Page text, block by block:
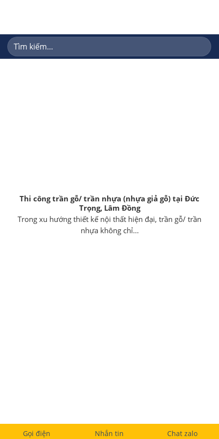
content
Tìm
kiếm:
Thi công trần gỗ/ trần nhựa (nhựa giả gỗ) tại Đức
Trọng, Lâm Đồng
Trong xu hướng thiết kế nội thất hiện đại, trần gỗ/ trần
nhựa không chỉ...
Gọi điện Nhắn tin Chat zalo